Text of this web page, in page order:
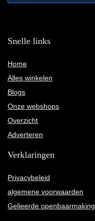
Snelle links
Home
Alles winkelen
Blogs
Onze webshops
Overzicht
Adverteren
Verklaringen
Privacybeleid
algemene voorwaarden
Gelieerde openbaarmaking